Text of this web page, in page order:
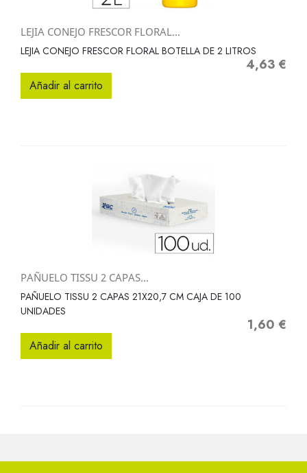
LEJIA CONEJO FRESCOR FLORAL...
LEJIA CONEJO FRESCOR FLORAL BOTELLA DE 2 LITROS
Precio
4,63 €
Añadir al carrito
PAÑUELO TISSU 2 CAPAS...
PAÑUELO TISSU 2 CAPAS 21X20,7 CM CAJA DE 100
UNIDADES
Precio
1,60 €
Añadir al carrito